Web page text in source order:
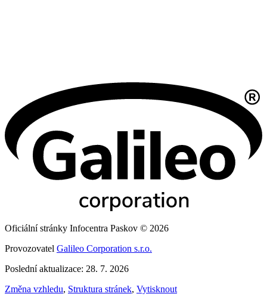
Oficiální stránky Infocentra Paskov © 2026
Provozovatel Galileo Corporation s.r.o.
Poslední aktualizace: 28. 7. 2026
Změna vzhledu, Struktura stránek, Vytisknout